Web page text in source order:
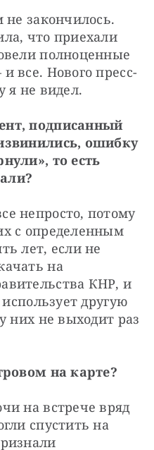
закончилось.
что приехали
полноценные
все. Нового пресс-
я не видел.
подписанный
ошибку
то есть
непросто, потому
с определенным
лет, если не
на
КНР, и
другую
них не выходит раз
на карте?
на встрече вряд
спустить на